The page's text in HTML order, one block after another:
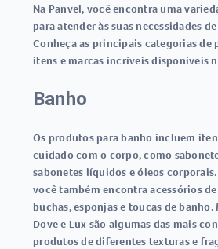
Na Panvel, você encontra uma
para atender às suas necessidades
Conheça as principais categorias de
itens e marcas incríveis disponíveis
Banho
Os produtos para banho incluem
cuidado com o corpo, como
sabonetes líquidos e óleos
você também encontra acessórios
buchas, esponjas e toucas de banho.
Dove e Lux são algumas das mais
produtos de diferentes texturas e